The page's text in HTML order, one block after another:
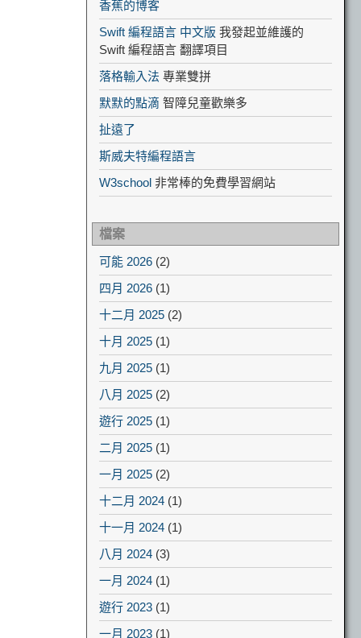
香蕉的博客
Swift 編程語言 中文版 我發起並維護的
Swift 編程語言 翻譯項目
落格輸入法 專業雙拼
默默的點滴 智障兒童歡樂多
扯遠了
斯威夫特編程語言
W3school 非常棒的免費學習網站
檔案
可能 2026 (2)
四月 2026 (1)
十二月 2025 (2)
十月 2025 (1)
九月 2025 (1)
八月 2025 (2)
遊行 2025 (1)
二月 2025 (1)
一月 2025 (2)
十二月 2024 (1)
十一月 2024 (1)
八月 2024 (3)
一月 2024 (1)
遊行 2023 (1)
一月 2023 (1)